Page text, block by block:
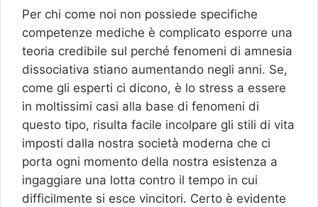
Per chi come noi non possiede specifiche
competenze mediche è complicato esporre una
teoria credibile sul perché fenomeni di amnesia
dissociativa stiano aumentando negli anni. Se,
come gli esperti ci dicono, è lo stress a essere
in moltissimi casi alla base di fenomeni di
questo tipo, risulta facile incolpare gli stili di vita
imposti dalla nostra società moderna che ci
porta ogni momento della nostra esistenza a
ingaggiare una lotta contro il tempo in cui
difficilmente si esce vincitori. Certo è evidente